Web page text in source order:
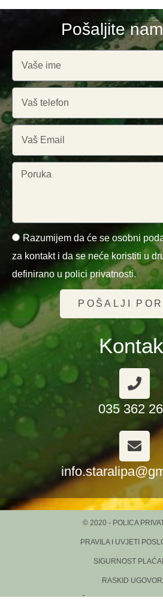
Pošaljite
Razumijem da će se osobni
za kontakt i da se neće koristiti u
definirano u polici privatnosti.
POŠALJI
035 362
© 2020 - POLICA
PRAVILA I UVJETI
SIGURNOST
RASKID